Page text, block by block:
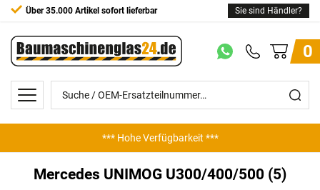
Über 35.000 Artikel sofort lieferbar Sie sind Händler?
0
*** Hohe Verfügbarkeit ***
Mercedes UNIMOG U300/400/500 (5)